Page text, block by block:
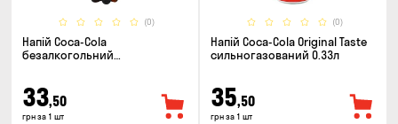
(0)
Напій Coca-Cola
безалкогольний
33,50
грн за 1 шт
(0)
Напій Coca-Cola Original Taste
сильногазований 0.33л
35,50
грн за 1 шт